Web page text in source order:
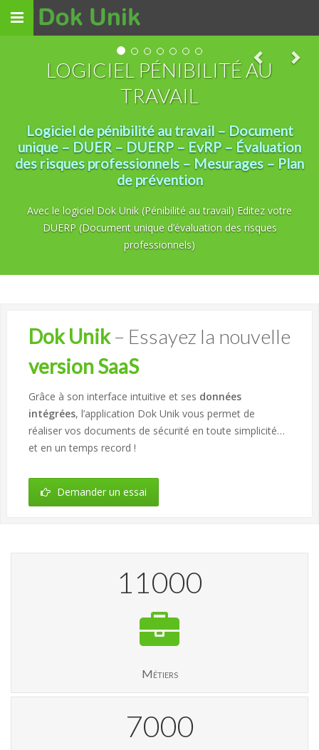
Toggle
LOGICIEL PÉNIBILITÉ AU
TRAVAIL
Logiciel de pénibilité au travail – Document
unique – DUER – DUERP – EvRP – Évaluation
des risques professionnels – Mesurages – Plan
de prévention
Avec le logiciel Dok Unik (Pénibilité au travail) Editez votre
DUERP (Document unique d’évaluation des risques
professionnels)
Dok Unik– Essayez la nouvelle
version SaaS
Grâce à son interface intuitive et ses données
intégrées, l’application Dok Unik vous permet de
réaliser vos documents de sécurité en toute simplicité…
et en un temps record !
Demander un essai
11000
Métiers
7000